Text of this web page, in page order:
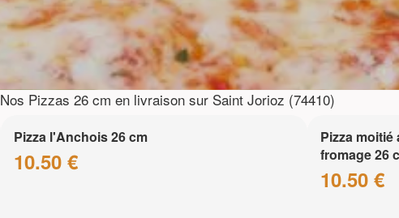
Nos Pizzas 26 cm en livraison sur Saint Jorioz (74410)
Pizza l'Anchois 26 cm
10.50 €
Pizza
fromage 26
10.50 €